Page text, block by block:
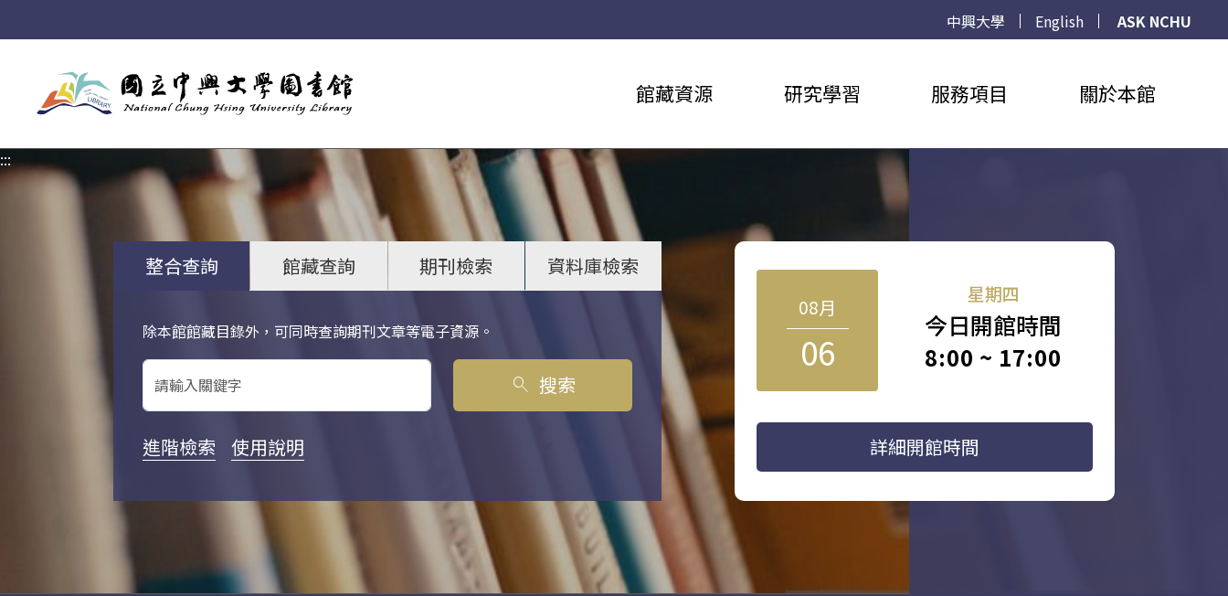
中興大學 English
ASK NCHU
館藏資源 研究學習 服務項目 關於本館
:::
整合查詢 館藏查詢 期刊檢索 資料庫檢索
除本館館藏目錄外，可同時查詢期刊文章等電子資源。
關鍵字搜尋
search 搜索
進階檢索 使用說明
08月
06
星期四
今日開館時間
8:00 ~ 17:00
詳細開館時間